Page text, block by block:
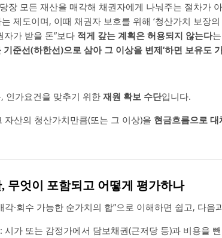
장 모든 재산을 매각해 채권자에게 나눠주는 절차가
제도이며, 이때 채권자 보호를 위해 ‘청산가치 보장
가 받을 돈”보다 적게 갚는 계획은 허용되지 않는다
기준선(하한선)으로 삼아 그 이상을 변제’하면 보유도
인가요건을 맞추기 위한 재원 확보 수단입니다.
자산의 청산가치만큼(또는 그 이상)을 현금흐름으로 대
무엇이 포함되고 어떻게 평가하나
각·회수 가능한 순가치의 합”으로 이해하면 쉽고, 다
: 시가 또는 감정가에서 담보채권(근저당 등)과 비용을 뺀